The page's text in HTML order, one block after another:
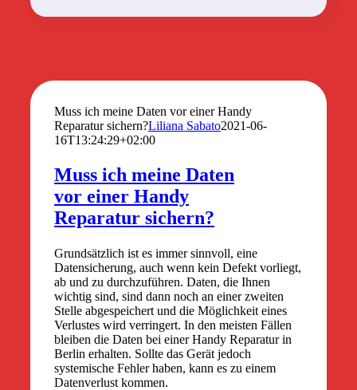
Muss ich meine Daten vor einer Handy
Reparatur sichern?Liliana Sabato2021-06-
16T13:24:29+02:00
Muss ich meine Daten
vor einer Handy
Reparatur sichern?
Grundsätzlich ist es immer sinnvoll, eine
Datensicherung, auch wenn kein Defekt vorliegt,
ab und zu durchzuführen. Daten, die Ihnen
wichtig sind, sind dann noch an einer zweiten
Stelle abgespeichert und die Möglichkeit eines
Verlustes wird verringert. In den meisten Fällen
bleiben die Daten bei einer Handy Reparatur in
Berlin erhalten. Sollte das Gerät jedoch
systemische Fehler haben, kann es zu einem
Datenverlust kommen.